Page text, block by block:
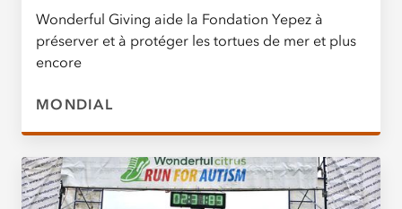
Wonderful Giving aide la Fondation Yepez à
préserver et à protéger les tortues de mer et plus
encore
MONDIAL